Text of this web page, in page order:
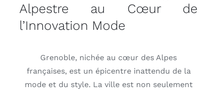
Alpestre au Cœur de
l’Innovation Mode
Grenoble, nichée au cœur des Alpes
françaises, est un épicentre inattendu de la
mode et du style. La ville est non seulement